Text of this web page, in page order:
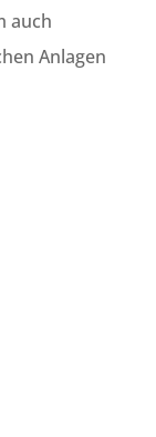
auch
Anlagen